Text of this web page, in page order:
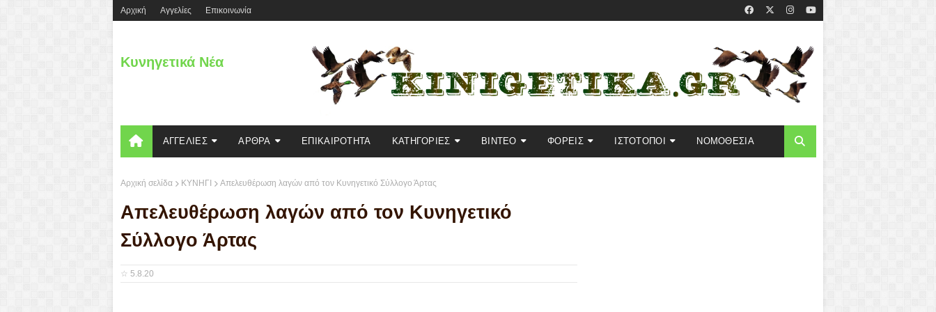
Aρχική Αγγελίες Επικοινωνία
Κυνηγετικά Νέα
ΑΓΓΕΛΙΕΣ ΑΡΘΡΑ ΕΠΙΚΑΙΡΟΤΗΤΑ KΑΤΗΓΟΡΙΕΣ ΒΙΝΤΕΟ ΦΟΡΕΙΣ ΙΣΤΟΤΟΠΟΙ ΝΟΜΟΘΕΣΙΑ
Αρχική σελίδα ΚΥΝΗΓΙ Απελευθέρωση λαγών από τον Κυνηγετικό Σύλλογο Άρτας
Απελευθέρωση λαγών από τον Κυνηγετικό
Σύλλογο Άρτας
☆ 5.8.20